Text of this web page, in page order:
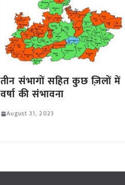
तीन संभागों सहित कुछ ज़िलों में
वर्षा की संभावना
August 31, 2023